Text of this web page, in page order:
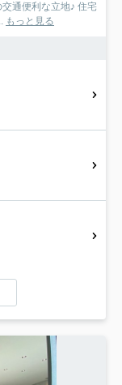
通便利な立地♪ 住宅
もっと見る